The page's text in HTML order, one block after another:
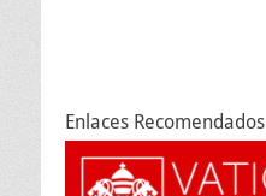
Enlaces Recomendados